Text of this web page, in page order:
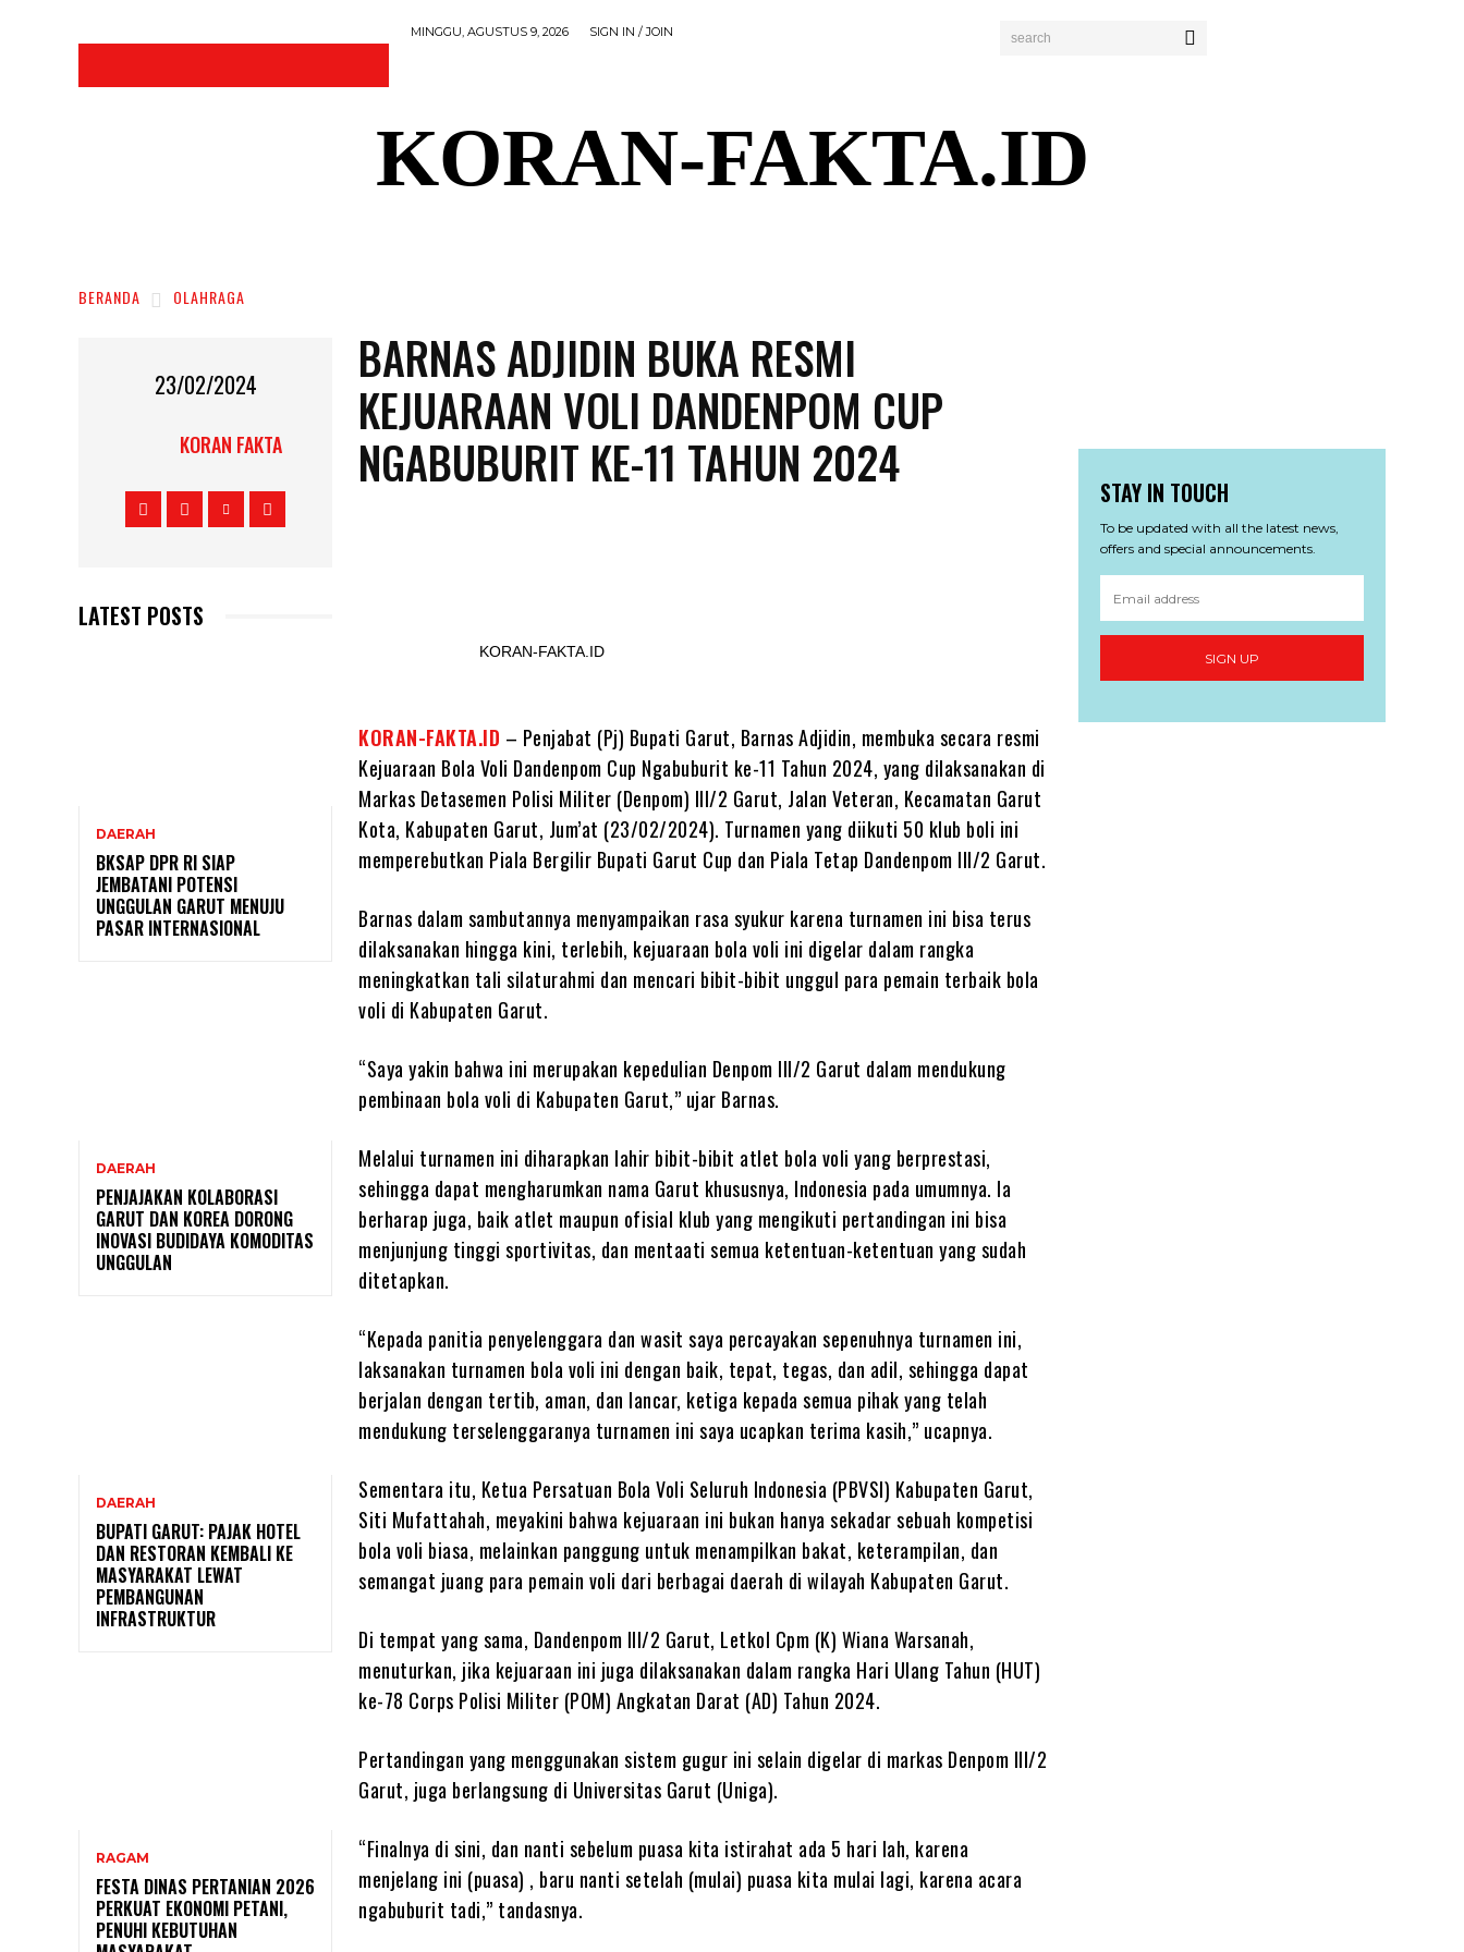
MINGGU, AGUSTUS 9, 2026 SIGN IN / JOIN search
KORAN-FAKTA.ID
BERANDA OLAHRAGA
23/02/2024
KORAN FAKTA
LATEST POSTS
DAERAH
BKSAP DPR RI SIAP
JEMBATANI POTENSI
UNGGULAN GARUT MENUJU
PASAR INTERNASIONAL
DAERAH
PENJAJAKAN KOLABORASI
GARUT DAN KOREA DORONG
INOVASI BUDIDAYA KOMODITAS
UNGGULAN
DAERAH
BUPATI GARUT: PAJAK HOTEL
DAN RESTORAN KEMBALI KE
MASYARAKAT LEWAT
PEMBANGUNAN
INFRASTRUKTUR
RAGAM
FESTA DINAS PERTANIAN 2026
PERKUAT EKONOMI PETANI,
PENUHI KEBUTUHAN
BARNAS ADJIDIN BUKA RESMI
KEJUARAAN VOLI DANDENPOM CUP
NGABUBURIT KE-11 TAHUN 2024
KORAN-FAKTA.ID
KORAN-FAKTA.ID – Penjabat (Pj) Bupati Garut, Barnas Adjidin, membuka secara resmi
Kejuaraan Bola Voli Dandenpom Cup Ngabuburit ke-11 Tahun 2024, yang dilaksanakan di
Markas Detasemen Polisi Militer (Denpom) III/2 Garut, Jalan Veteran, Kecamatan Garut
Kota, Kabupaten Garut, Jum’at (23/02/2024). Turnamen yang diikuti 50 klub boli ini
memperebutkan Piala Bergilir Bupati Garut Cup dan Piala Tetap Dandenpom III/2 Garut.
Barnas dalam sambutannya menyampaikan rasa syukur karena turnamen ini bisa terus
dilaksanakan hingga kini, terlebih, kejuaraan bola voli ini digelar dalam rangka
meningkatkan tali silaturahmi dan mencari bibit-bibit unggul para pemain terbaik bola
voli di Kabupaten Garut.
“Saya yakin bahwa ini merupakan kepedulian Denpom III/2 Garut dalam mendukung
pembinaan bola voli di Kabupaten Garut,” ujar Barnas.
Melalui turnamen ini diharapkan lahir bibit-bibit atlet bola voli yang berprestasi,
sehingga dapat mengharumkan nama Garut khususnya, Indonesia pada umumnya. Ia
berharap juga, baik atlet maupun ofisial klub yang mengikuti pertandingan ini bisa
menjunjung tinggi sportivitas, dan mentaati semua ketentuan-ketentuan yang sudah
ditetapkan.
“Kepada panitia penyelenggara dan wasit saya percayakan sepenuhnya turnamen ini,
laksanakan turnamen bola voli ini dengan baik, tepat, tegas, dan adil, sehingga dapat
berjalan dengan tertib, aman, dan lancar, ketiga kepada semua pihak yang telah
mendukung terselenggaranya turnamen ini saya ucapkan terima kasih,” ucapnya.
Sementara itu, Ketua Persatuan Bola Voli Seluruh Indonesia (PBVSI) Kabupaten Garut,
Siti Mufattahah, meyakini bahwa kejuaraan ini bukan hanya sekadar sebuah kompetisi
bola voli biasa, melainkan panggung untuk menampilkan bakat, keterampilan, dan
semangat juang para pemain voli dari berbagai daerah di wilayah Kabupaten Garut.
Di tempat yang sama, Dandenpom III/2 Garut, Letkol Cpm (K) Wiana Warsanah,
menuturkan, jika kejuaraan ini juga dilaksanakan dalam rangka Hari Ulang Tahun (HUT)
ke-78 Corps Polisi Militer (POM) Angkatan Darat (AD) Tahun 2024.
Pertandingan yang menggunakan sistem gugur ini selain digelar di markas Denpom III/2
Garut, juga berlangsung di Universitas Garut (Uniga).
“Finalnya di sini, dan nanti sebelum puasa kita istirahat ada 5 hari lah, karena
menjelang ini (puasa) , baru nanti setelah (mulai) puasa kita mulai lagi, karena acara
ngabuburit tadi,” tandasnya.
STAY IN TOUCH
To be updated with all the latest news,
offers and special announcements.
SIGN UP